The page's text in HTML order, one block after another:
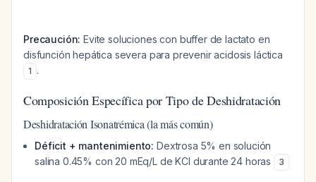
Precaución: Evite soluciones con buffer de lactato en
disfunción hepática severa para prevenir acidosis láctica
1 .
Composición Específica por Tipo de Deshidratación
Deshidratación Isonatrémica (la más común)
Déficit + mantenimiento: Dextrosa 5% en solución
salina 0.45% con 20 mEq/L de KCl durante 24 horas
3